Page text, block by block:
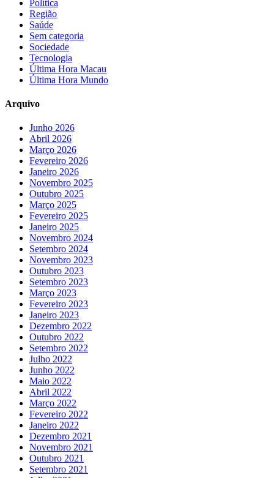
Política
Região
Saúde
Sem categoria
Sociedade
Tecnologia
Última Hora Macau
Última Hora Mundo
Arquivo
Junho 2026
Abril 2026
Março 2026
Fevereiro 2026
Janeiro 2026
Novembro 2025
Outubro 2025
Março 2025
Fevereiro 2025
Janeiro 2025
Novembro 2024
Setembro 2024
Novembro 2023
Outubro 2023
Setembro 2023
Março 2023
Fevereiro 2023
Janeiro 2023
Dezembro 2022
Outubro 2022
Setembro 2022
Julho 2022
Junho 2022
Maio 2022
Abril 2022
Março 2022
Fevereiro 2022
Janeiro 2022
Dezembro 2021
Novembro 2021
Outubro 2021
Setembro 2021